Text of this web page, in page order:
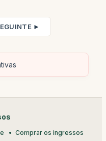
►
Comprar os ingressos